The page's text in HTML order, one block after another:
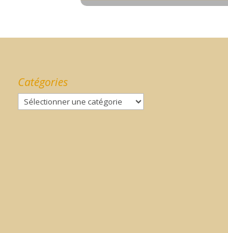
Catégories
Catégories